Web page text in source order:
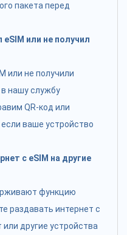
пакета перед
или не получил
или не получили
нашу службу
QR-код или
ваше устройство
с eSIM на другие
функцию
раздавать интернет с
другие устройства